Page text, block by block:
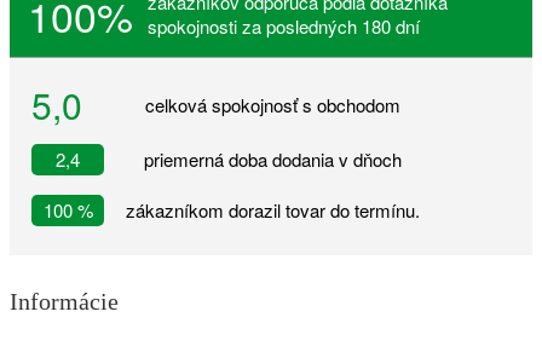
100%
spokojnosti za posledných 180 dní
5,0 celková spokojnosť s obchodom
2,4
priemerná doba dodania v dňoch
100 %
zákazníkom dorazil tovar do termínu.
Informácie